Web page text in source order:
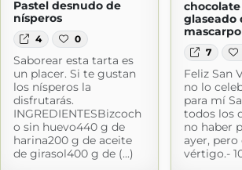
2
glaseado
7
Feliz San
no lo
para mí
todos los
no haber
ayer, pero
vértigo.-
Pastel desnudo de
nísperos
4 0
Saborear esta tarta es
un placer. Si te gustan
los nísperos la
disfrutarás.
INGREDIENTESBizcoch
o sin huevo440 g de
harina200 g de aceite
de girasol400 g de (...)